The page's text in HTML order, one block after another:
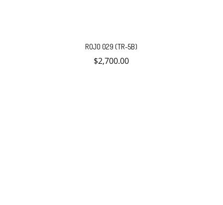
ROJO 029 (TR-5B)
$2,700.00